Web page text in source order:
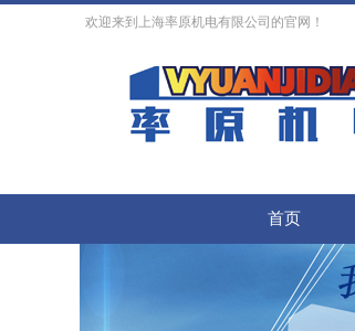
欢迎来到上海率原机电有限公司的官网！
首页